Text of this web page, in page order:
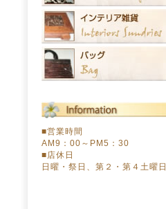
■営業時間
AM9：00～PM5：30
■店休日
日曜・祭日、第２・第４土曜日